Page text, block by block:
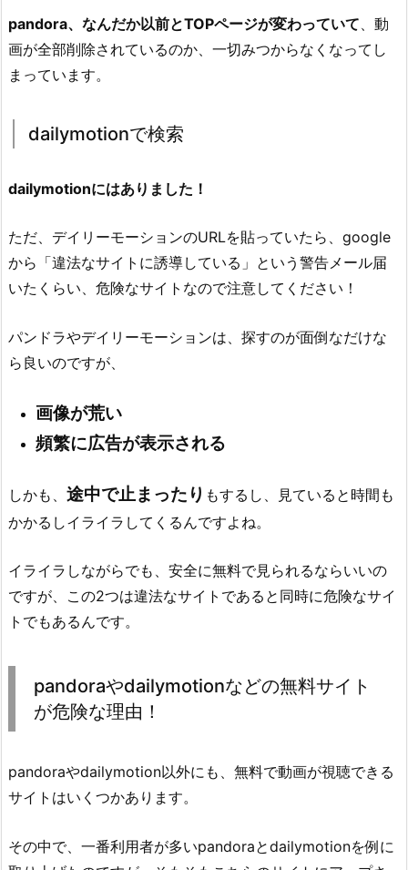
pandora、なんだか以前とTOPページが変わっていて 、動
画が全部削除されているのか、一切みつからなくなってし
まっています。
dailymotionで検索
dailymotionにはありました！
ただ、デイリーモーションのURLを貼っていたら、google
から「違法なサイトに誘導している」という警告メール届
いたくらい、危険なサイトなので注意してください！
パンドラやデイリーモーションは、探すのが面倒なだけな
ら良いのですが、
画像が荒い
頻繁に広告が表示される
しかも、 途中で止まったり もするし、
見ていると時間も
かかるしイライラしてくるんですよね。
イライラしながらでも、安全に無料で見られるならいいの
ですが、この2つは違法なサイトであると同時に危険なサイ
トでもあるんです。
pandoraやdailymotionなどの無料サイト
が危険な理由！
pandoraやdailymotion以外にも、無料で動画が視聴できる
サイトはいくつかあります。
その中で、一番利用者が多いpandoraとdailymotionを例に